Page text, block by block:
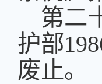
第二
护部
废止。